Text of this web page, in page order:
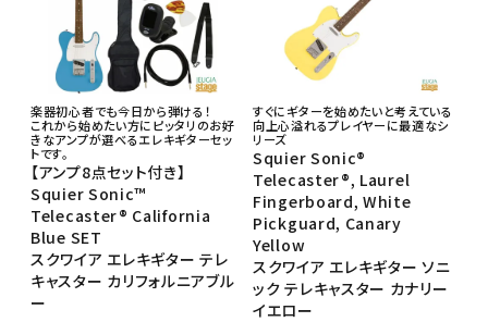
楽器初心者でも今日から弾ける！
これから始めたい方にピッタリのお好
きなアンプが選べるエレキギターセッ
トです。
【アンプ8点セット付き】
Squier Sonic™
Telecaster® California
Blue SET
スクワイア エレキギター テレ
キャスター カリフォルニアブル
ー
すぐにギターを始めたいと考えている
向上心溢れるプレイヤーに最適なシ
リーズ
Squier Sonic®
Telecaster®, Laurel
Fingerboard, White
Pickguard, Canary
Yellow
スクワイア エレキギター ソニ
ック テレキャスター カナリー
イエロー